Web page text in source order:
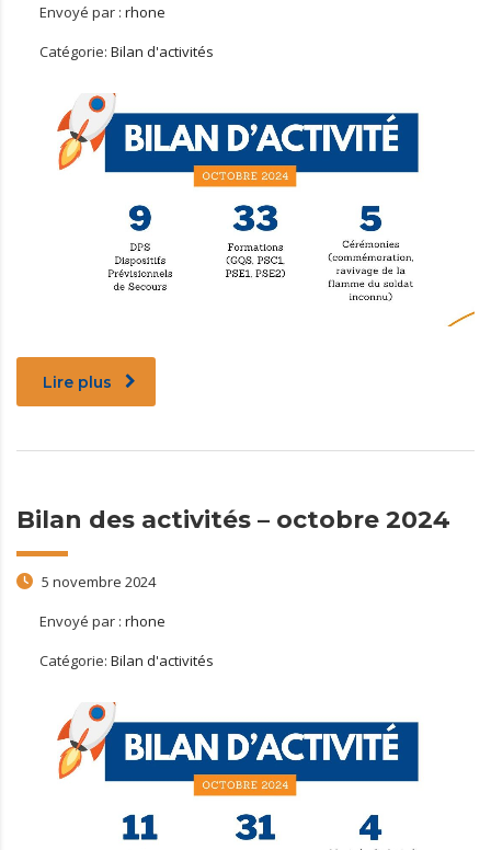
Envoyé par : rhone
Catégorie: Bilan d'activités
Lire plus
Bilan des activités – octobre 2024
5 novembre 2024
Envoyé par : rhone
Catégorie: Bilan d'activités